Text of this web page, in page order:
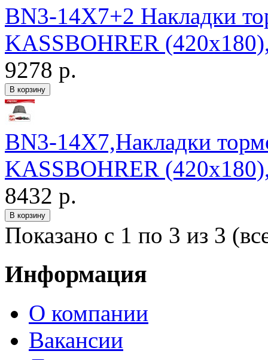
BN3-14X7+2 Накладки
KASSBOHRER
9278 р.
BN3-14X7,Накладки
KASSBOHRER
8432 р.
Показано с 1 по 3 из 3
Информация
О компании
Вакансии